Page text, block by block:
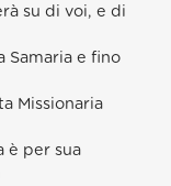
su di voi, e di
Samaria e fino
Missionaria
è per sua